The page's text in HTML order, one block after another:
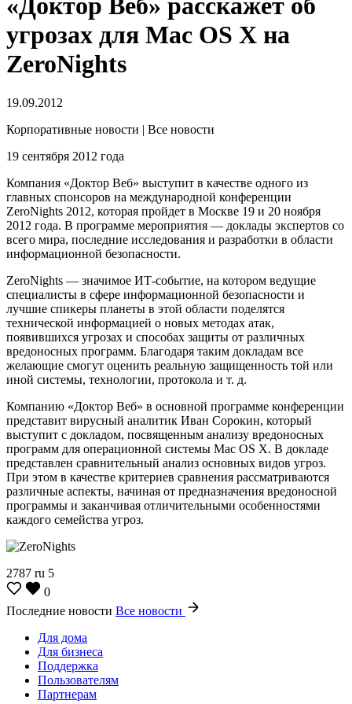
«Доктор Веб» расскажет об
угрозах для Mac OS X на
ZeroNights
19.09.2012
Корпоративные новости | Все новости
19 сентября 2012 года
Компания «Доктор Веб» выступит в качестве одного из
главных спонсоров на международной конференции
ZeroNights 2012, которая пройдет в Москве 19 и 20 ноября
2012 года. В программе мероприятия — доклады экспертов со
всего мира, последние исследования и разработки в области
информационной безопасности.
ZeroNights — значимое ИТ-событие, на котором ведущие
специалисты в сфере информационной безопасности и
лучшие спикеры планеты в этой области поделятся
технической информацией о новых методах атак,
появившихся угрозах и способах защиты от различных
вредоносных программ. Благодаря таким докладам все
желающие смогут оценить реальную защищенность той или
иной системы, технологии, протокола и т. д.
Компанию «Доктор Веб» в основной программе конференции
представит вирусный аналитик Иван Сорокин, который
выступит с докладом, посвященным анализу вредоносных
программ для операционной системы Mac OS X. В докладе
представлен сравнительный анализ основных видов угроз.
При этом в качестве критериев сравнения рассматриваются
различные аспекты, начиная от предназначения вредоносной
программы и заканчивая отличительными особенностями
каждого семейства угроз.
2787 ru 5
0
Последние новости Все новости
Для дома
Для бизнеса
Поддержка
Пользователям
Партнерам